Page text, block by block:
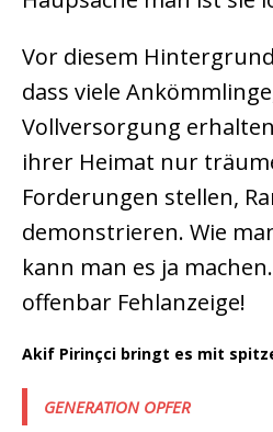
Vor diesem
dass viele
Vollversorgung
ihrer Heimat nur
Forderungen stellen,
demonstrieren. Wie
kann man es ja
offenbar Fehlanzeige!
Akif Pirinçci bringt es mit
GENERATION OPFER